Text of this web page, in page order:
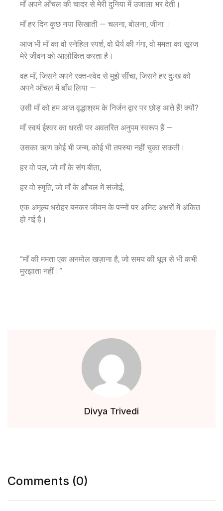
माँ अपने आँचल की चादर से मेरी दुनिया में उजाला भर देती।
माँ हर दिन कुछ नया सिखाती — चलना, बोलना, जीना ।
आज भी माँ का वो स्नेहिल स्पर्श, वो धैर्य की गंगा, वो ममता का सूरज
मेरे जीवन को आलोकित करता है।
वह माँ, जिसने अपने रक्त-स्वेद से मुझे सींचा, जिसने हर दुःख को
अपने आँचल में बाँध लिया —
उसी माँ को हम आज वृद्धाश्रम के निर्जन द्वार पर छोड़ आते हैं! क्यों?
माँ स्वयं ईश्वर का धरती पर अवतरित अनुपम स्वरूप हैं —
उसका ऋण कोई भी जन्म, कोई भी तपस्या नहीं चुका सकती।
हर वो पल, जो माँ के संग बीता,
हर वो स्मृति, जो माँ के आँचल में संजोई,
एक अमूल्य धरोहर बनकर जीवन के पन्नों पर अमिट अक्षरों में अंकित
हो गई है।
“माँ की ममता एक अनमोल खज़ाना है, जो समय की धूल से भी कभी
मुरझाता नहीं।”
Divya Trivedi
Comments (0)